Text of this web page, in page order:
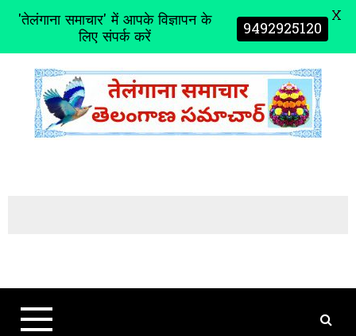
t
'तेलंगाना समाचार' में आपके विज्ञापन के
लिए संपर्क करें 9492925120 X